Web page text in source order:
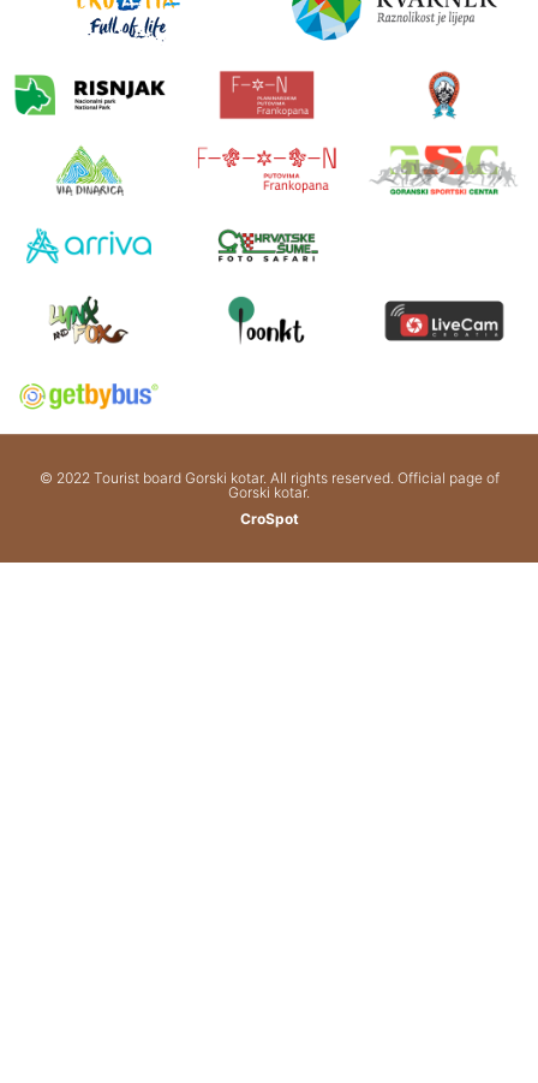
© 2022 Tourist board Gorski kotar. All rights reserved. Official page of
Gorski kotar.
CroSpot